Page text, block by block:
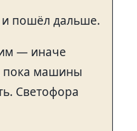
пошёл дальше.
— иначе
пока машины
Светофора